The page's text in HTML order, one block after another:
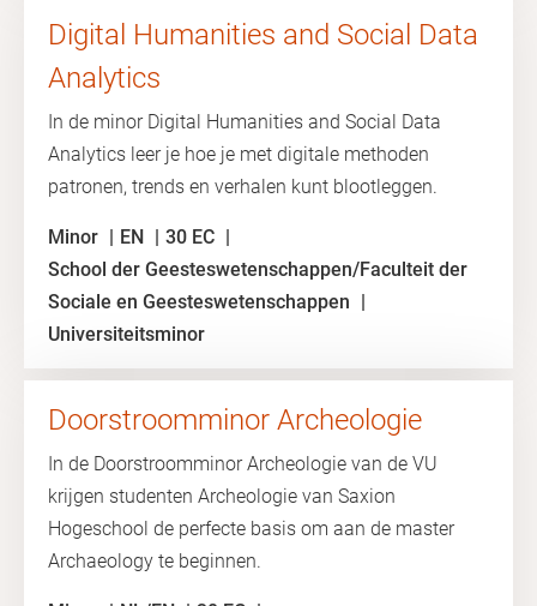
Digital Humanities and Social Data
Analytics
In de minor Digital Humanities and Social Data
Analytics leer je hoe je met digitale methoden
patronen, trends en verhalen kunt blootleggen.
Minor EN
30 EC
School der Geesteswetenschappen/Faculteit der
Sociale en Geesteswetenschappen
Universiteitsminor
Doorstroomminor Archeologie
In de Doorstroomminor Archeologie van de VU
krijgen studenten Archeologie van Saxion
Hogeschool de perfecte basis om aan de master
Archaeology te beginnen.